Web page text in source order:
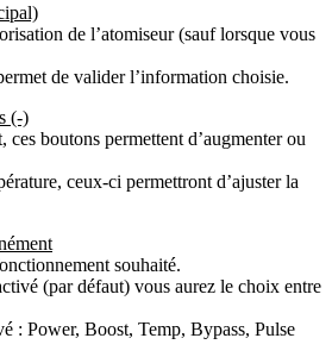
de l’atomiseur (sauf lorsque vous
de valider l’information choisie.
(-)
boutons permettent d’augmenter ou
ceux-ci permettront d’ajuster la
souhaité.
(par défaut) vous aurez le choix entre
: Power, Boost, Temp, Bypass, Pulse